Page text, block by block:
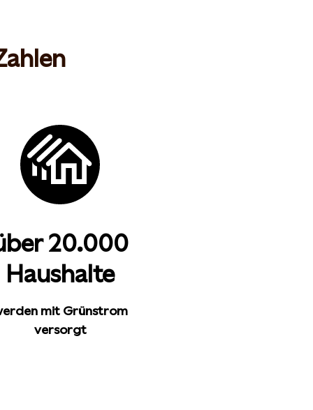
20.000
Haushalte
mit Grünstrom
versorgt